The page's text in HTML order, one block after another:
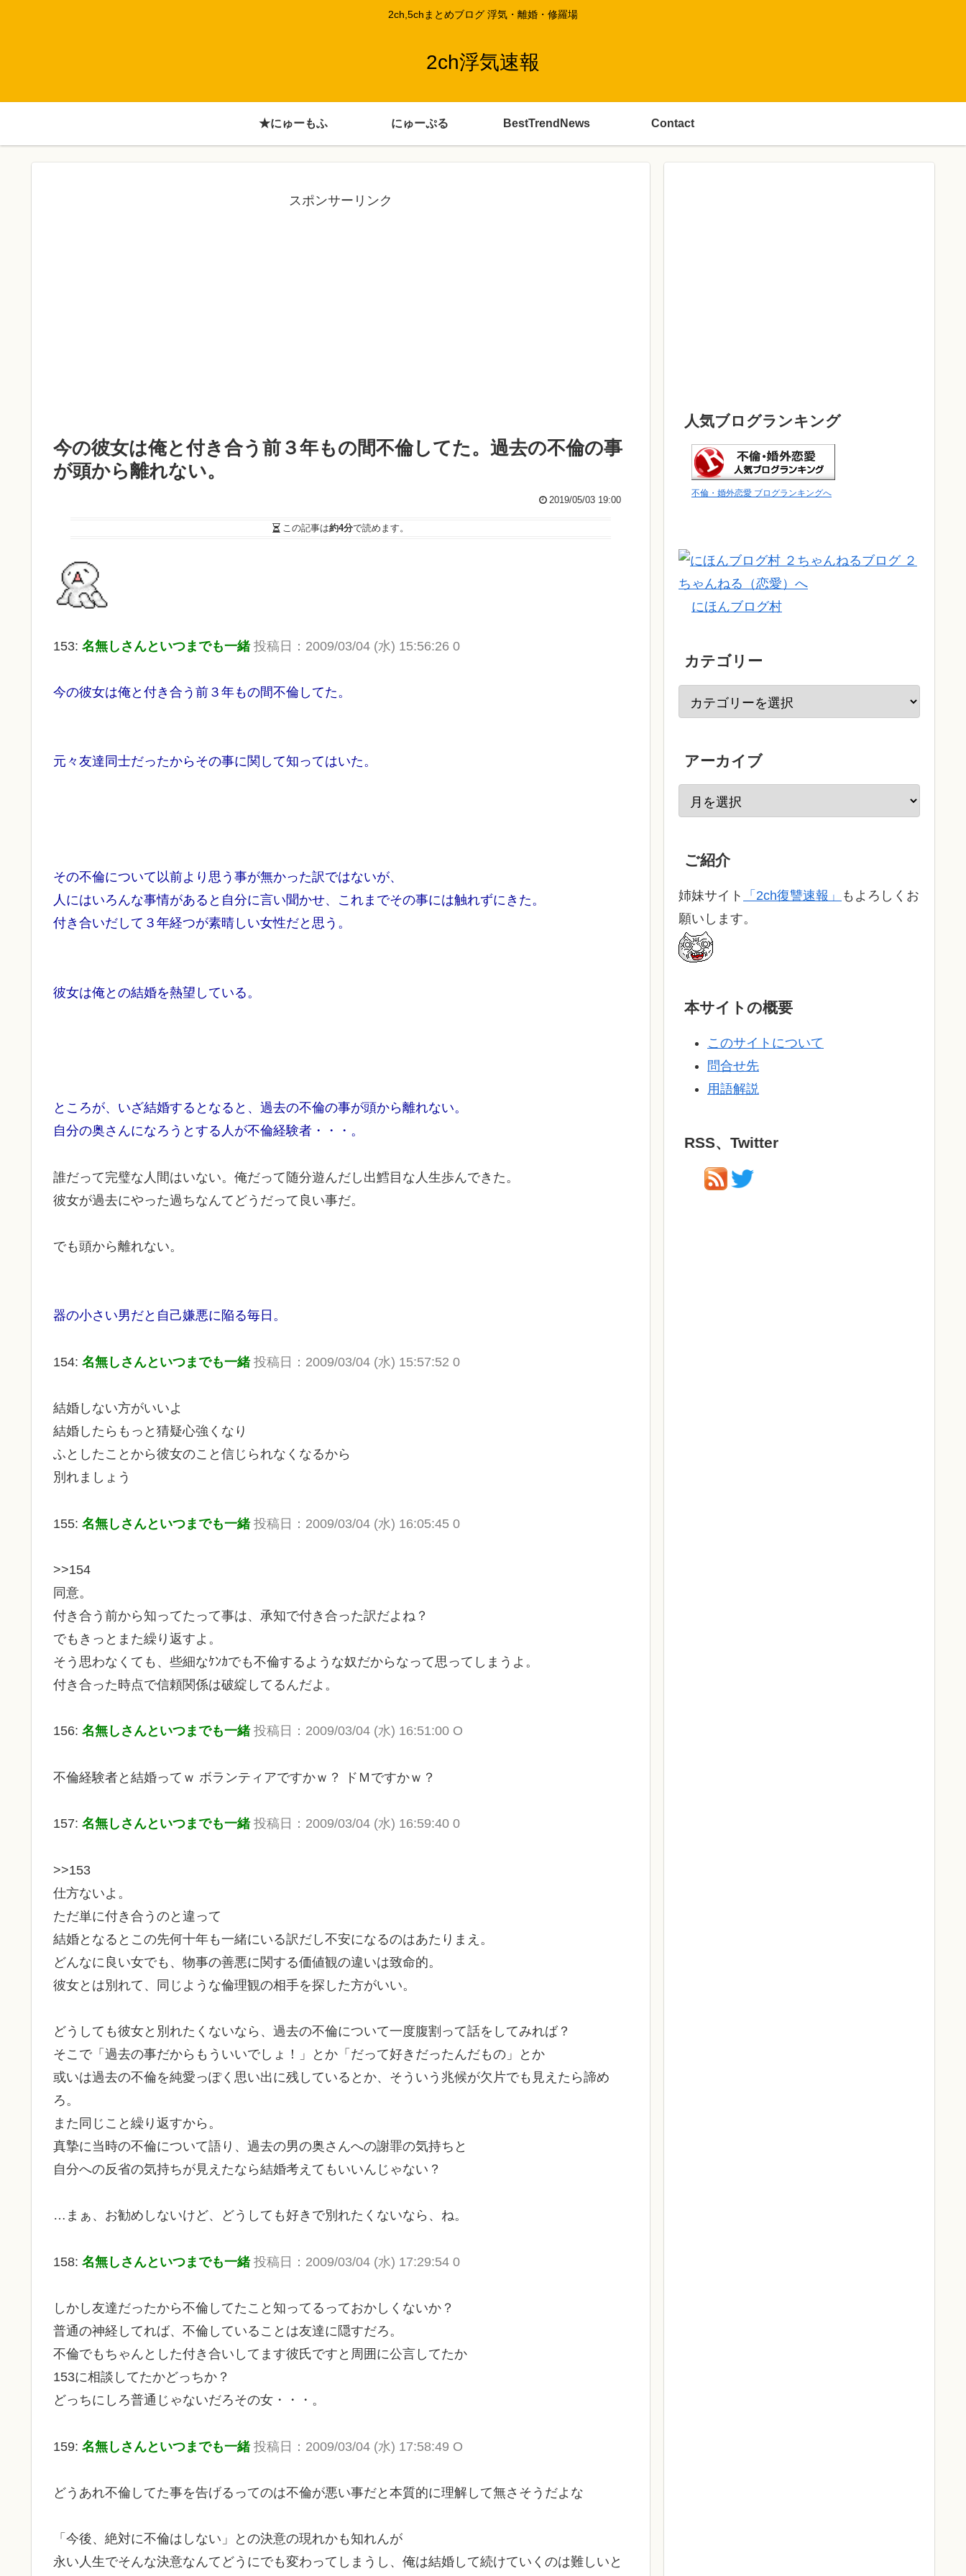
2ch,5chまとめブログ 浮気・離婚・修羅場
2ch浮気速報
★にゅーもふ にゅーぷる BestTrendNews Contact
スポンサーリンク
今の彼女は俺と付き合う前３年もの間不倫してた。過去の不倫の事
が頭から離れない。
2019/05/03 19:00
この記事は約4分で読めます。
153: 名無しさんといつまでも一緒 投稿日：2009/03/04 (水) 15:56:26 0
今の彼女は俺と付き合う前３年もの間不倫してた。
元々友達同士だったからその事に関して知ってはいた。
その不倫について以前より思う事が無かった訳ではないが、
人にはいろんな事情があると自分に言い聞かせ、これまでその事には触れずにきた。
付き合いだして３年経つが素晴しい女性だと思う。
彼女は俺との結婚を熱望している。
ところが、いざ結婚するとなると、過去の不倫の事が頭から離れない。
自分の奥さんになろうとする人が不倫経験者・・・。
誰だって完璧な人間はいない。俺だって随分遊んだし出鱈目な人生歩んできた。
彼女が過去にやった過ちなんてどうだって良い事だ。
でも頭から離れない。
器の小さい男だと自己嫌悪に陥る毎日。
154: 名無しさんといつまでも一緒 投稿日：2009/03/04 (水) 15:57:52 0
結婚しない方がいいよ
結婚したらもっと猜疑心強くなり
ふとしたことから彼女のこと信じられなくなるから
別れましょう
155: 名無しさんといつまでも一緒 投稿日：2009/03/04 (水) 16:05:45 0
>>154
同意。
付き合う前から知ってたって事は、承知で付き合った訳だよね？
でもきっとまた繰り返すよ。
そう思わなくても、些細なｹﾝｶでも不倫するような奴だからなって思ってしまうよ。
付き合った時点で信頼関係は破綻してるんだよ。
156: 名無しさんといつまでも一緒 投稿日：2009/03/04 (水) 16:51:00 O
不倫経験者と結婚ってｗ ボランティアですかｗ？ ドＭですかｗ？
157: 名無しさんといつまでも一緒 投稿日：2009/03/04 (水) 16:59:40 0
>>153
仕方ないよ。
ただ単に付き合うのと違って
結婚となるとこの先何十年も一緒にいる訳だし不安になるのはあたりまえ。
どんなに良い女でも、物事の善悪に関する価値観の違いは致命的。
彼女とは別れて、同じような倫理観の相手を探した方がいい。
どうしても彼女と別れたくないなら、過去の不倫について一度腹割って話をしてみれば？
そこで「過去の事だからもういいでしょ！」とか「だって好きだったんだもの」とか
或いは過去の不倫を純愛っぽく思い出に残しているとか、そういう兆候が欠片でも見えたら諦め
ろ。
また同じこと繰り返すから。
真摯に当時の不倫について語り、過去の男の奥さんへの謝罪の気持ちと
自分への反省の気持ちが見えたなら結婚考えてもいいんじゃない？
…まぁ、お勧めしないけど、どうしても好きで別れたくないなら、ね。
158: 名無しさんといつまでも一緒 投稿日：2009/03/04 (水) 17:29:54 0
しかし友達だったから不倫してたこと知ってるっておかしくないか？
普通の神経してれば、不倫していることは友達に隠すだろ。
不倫でもちゃんとした付き合いしてます彼氏ですと周囲に公言してたか
153に相談してたかどっちか？
どっちにしろ普通じゃないだろその女・・・。
159: 名無しさんといつまでも一緒 投稿日：2009/03/04 (水) 17:58:49 O
どうあれ不倫してた事を告げるってのは不倫が悪い事だと本質的に理解して無さそうだよな
「今後、絶対に不倫はしない」との決意の現れかも知れんが
永い人生でそんな決意なんてどうにでも変わってしまうし、俺は結婚して続けていくのは難しいと
人気ブログランキング
不倫・婚外恋愛 ブログランキングへ
にほんブログ村
カテゴリー
アーカイブ
ご紹介
姉妹サイト 「2ch復讐速報」
もよろしくお
願いします。
本サイトの概要
このサイトについて
問合せ先
用語解説
RSS、Twitter